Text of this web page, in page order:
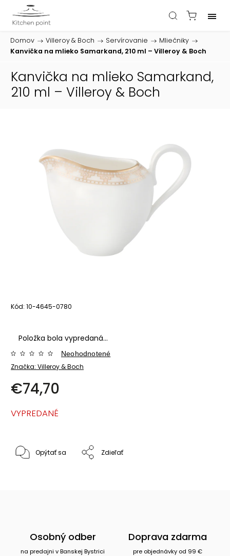
Domov / Villeroy & Boch / Servírovanie / Mliečniky /
Kanvička na mlieko Samarkand, 210 ml – Villeroy & Boch
Kanvička na mlieko Samarkand,
210 ml – Villeroy & Boch
Kód: 10-4645-0780
Položka bola vypredaná…
Značka: Villeroy & Boch
Neohodnotené
€74,70
VYPREDANÉ
Opýtať sa Zdieľať
Osobný odber
na predajni v Banskej Bystrici
Doprava zdarma
pre objednávky od 99 €